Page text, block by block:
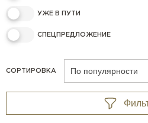
УЖЕ В ПУТИ
СПЕЦПРЕДЛОЖЕНИЕ
СОРТИРОВКА По популярности